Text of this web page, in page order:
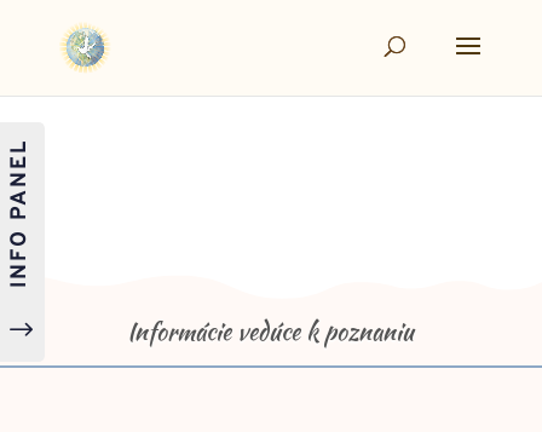
Informácie vedúce k poznaniu
"
INFO PANEL